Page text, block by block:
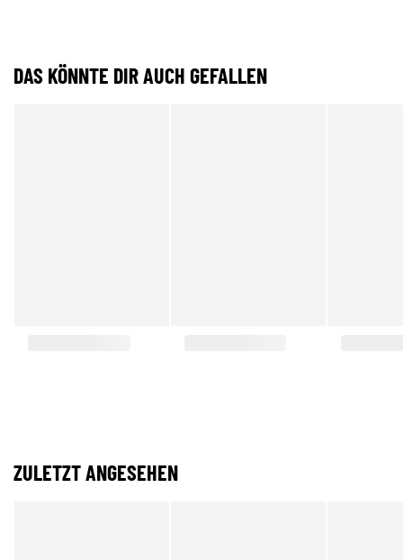
DAS KÖNNTE DIR AUCH GEFALLEN
ZULETZT ANGESEHEN